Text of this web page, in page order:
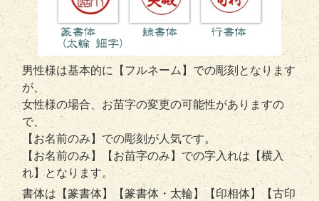
男性様は基本的に【フルネーム】での彫刻となります
が、
女性様の場合、お苗字の変更の可能性がありますの
で、
【お名前のみ】での彫刻が人気です。
【お名前のみ】【お苗字のみ】での字入れは【横入
れ】となります。
書体は【篆書体】【篆書体・太輪】【印相体】【古印